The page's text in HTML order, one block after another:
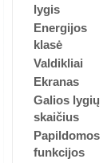
lygis
Energijos
klasė
Valdikliai
Ekranas
Galios lygių
skaičius
Papildomos
funkcijos